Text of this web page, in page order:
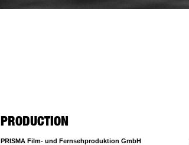
PRISMA Film- und Fernsehproduktion GmbH